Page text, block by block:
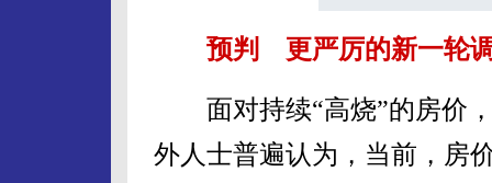
预判 更严厉的新一轮
面对持续“高烧”的房价，
外人士普遍认为，当前，房